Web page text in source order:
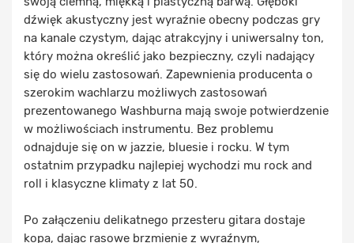
dźwięk akustyczny jest wyraźnie obecny podczas gry
na kanale czystym, dając atrakcyjny i uniwersalny ton,
który można określić jako bezpieczny, czyli nadający
się do wielu zastosowań. Zapewnienia producenta o
szerokim wachlarzu możliwych zastosowań
prezentowanego Washburna mają swoje potwierdzenie
w możliwościach instrumentu. Bez problemu
odnajduje się on w jazzie, bluesie i rocku. W tym
ostatnim przypadku najlepiej wychodzi mu rock and
roll i klasyczne klimaty z lat 50.
Po załączeniu delikatnego przesteru gitara dostaje
kopa, dając rasowe brzmienie z wyraźnym,